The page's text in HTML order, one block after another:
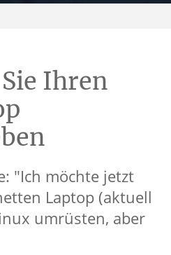
Ihren
"Ich möchte jetzt
Laptop (aktuell
umrüsten, aber